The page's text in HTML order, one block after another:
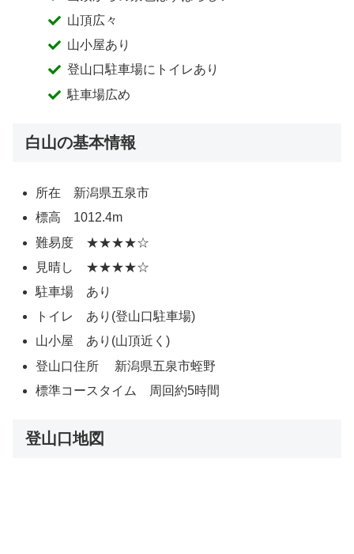
山頂広々
山小屋あり
登山口駐車場にトイレあり
駐車場広め
白山の基本情報
所在 新潟県五泉市
標高 1012.4m
難易度 ★★★★☆
見晴し ★★★★☆
駐車場 あり
トイレ あり(登山口駐車場)
山小屋 あり(山頂近く)
登山口住所 新潟県五泉市蛭野
標準コースタイム 周回約5時間
登山口地図